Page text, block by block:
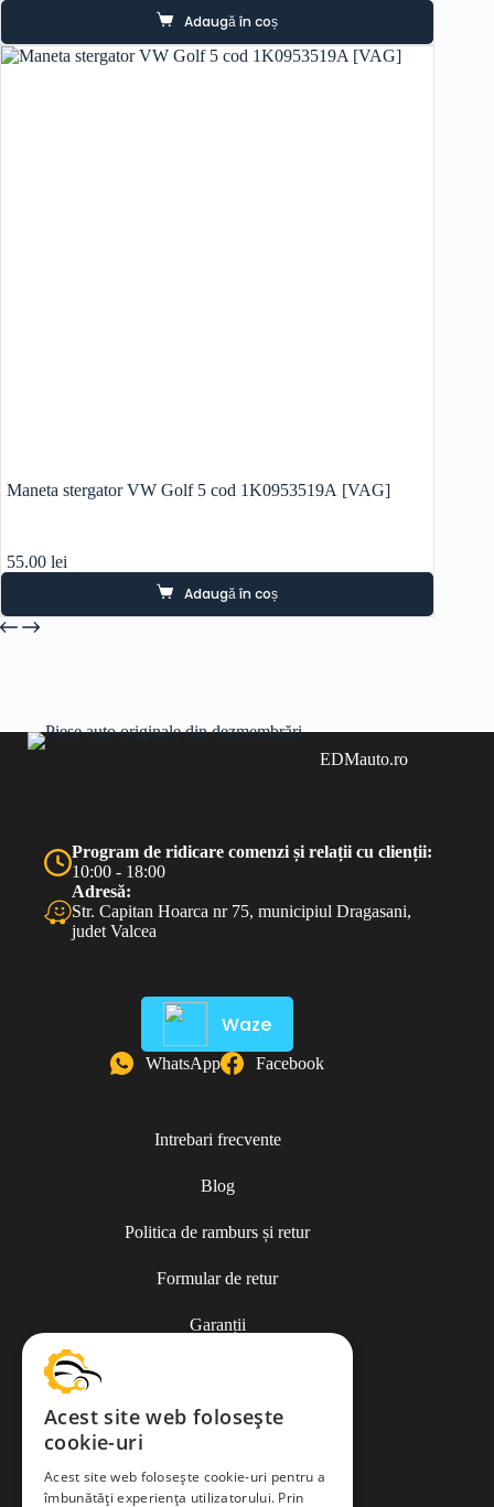
Adaugă în coș
Maneta stergator VW Golf 5 cod 1K0953519A [VAG]
55.00 lei
Adaugă în coș
EDMauto.ro
Program de ridicare comenzi și relații cu clienții:
10:00 - 18:00
Adresă:
Str. Capitan Hoarca nr 75, municipiul Dragasani,
judet Valcea
Waze
WhatsApp Facebook
Intrebari frecvente
Blog
Politica de ramburs și retur
Formular de retur
Garanții
Termeni și condiții
Acest site web folosește
cookie-uri
Acest site web folosește cookie-uri pentru a
îmbunătăți experiența utilizatorului. Prin